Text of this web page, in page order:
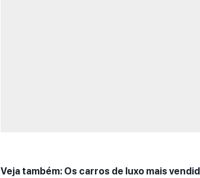
Veja também: Os carros de luxo mais